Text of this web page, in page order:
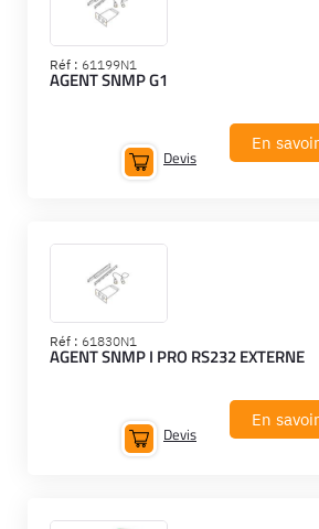
Réf : 61199N1
AGENT SNMP G1
En
Devis
Réf : 61830N1
AGENT SNMP I PRO RS232 EXTERNE
En
Devis